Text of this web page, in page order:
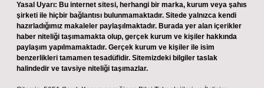
Yasal Uyarı: Bu internet sitesi, herhangi bir marka, kurum veya şahıs
şirketi ile hiçbir bağlantısı bulunmamaktadır. Sitede yalnızca kendi
hazırladığımız makaleler paylaşılmaktadır. Burada yer alan içerikler
haber niteliği taşımamakta olup, gerçek kurum ve kişiler hakkında
paylaşım yapılmamaktadır. Gerçek kurum ve kişiler ile isim
benzerlikleri tamamen tesadüfidir. Sitemizdeki bilgiler taslak
halindedir ve tavsiye niteliği taşımazlar.